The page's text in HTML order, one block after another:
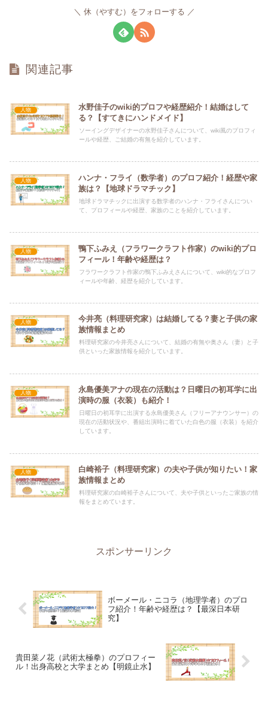
休（やすむ）をフォローする
関連記事
人物
水野佳子のwiki的プロフや経歴紹介！結婚はして
る？【すてきにハンドメイド】
ソーイングデザイナーの水野佳子さんについて、wiki風のプロフィ
ールや経歴、ご結婚の有無を紹介しています。
人物
ハンナ・フライ（数学者）のプロフ紹介！経歴や家
族は？【地球ドラマチック】
地球ドラマチックに出演する数学者のハンナ・フライさんについ
て、プロフィールや経歴、家族のことを紹介しています。
人物
鴨下ふみえ（フラワークラフト作家）のwiki的プロ
フィール！年齢や経歴は？
フラワークラフト作家の鴨下ふみえさんについて、wiki的なプロフ
ィールや年齢、経歴を紹介しています。
人物
今井亮（料理研究家）は結婚してる？妻と子供の家
族情報まとめ
料理研究家の今井亮さんについて、結婚の有無や奥さん（妻）と子
供といった家族情報を紹介しています。
人物
永島優美アナの現在の活動は？日曜日の初耳学に出
演時の服（衣装）も紹介！
日曜日の初耳学に出演する永島優美さん（フリーアナウンサー）の
現在の活動状況や、番組出演時に着ていた白色の服（衣装）を紹介
しています。
人物
白崎裕子（料理研究家）の夫や子供が知りたい！家
族情報まとめ
料理研究家の白崎裕子さんについて、夫や子供といったご家族の情
報をまとめています。
スポンサーリンク
ボーメール・ニコラ（地理学者）のプロ
フ紹介！年齢や経歴は？【最深日本研
究】
貴田菜ノ花（武術太極拳）のプロフィー
ル！出身高校と大学まとめ【明鏡止水】